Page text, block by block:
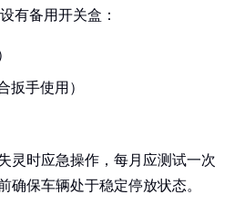
有备用开关盒：
扳手使用）
灵时应急操作，每月应测试一次
确保车辆处于稳定停放状态。